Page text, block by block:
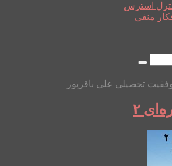
استرس
منفی
تحصیلی علی باقرپور
۲